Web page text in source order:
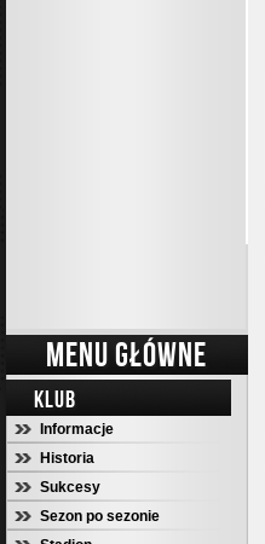
MENU GŁÓWNE
KLUB
Informacje
Historia
Sukcesy
Sezon po sezonie